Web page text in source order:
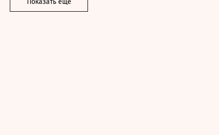
Показать еще